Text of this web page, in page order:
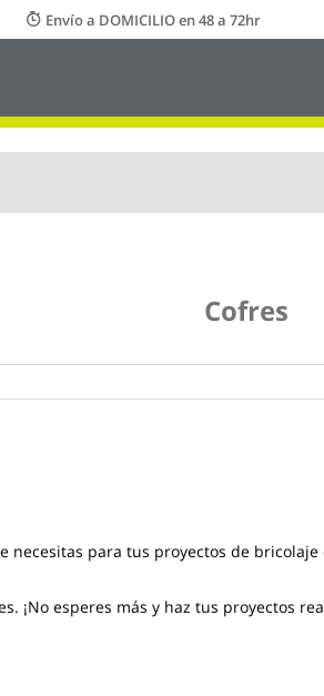
Envío a DOMICILIO en 48 a 72hr
Cofres
necesitas para tus proyectos de
¡No esperes más y haz tus proyectos